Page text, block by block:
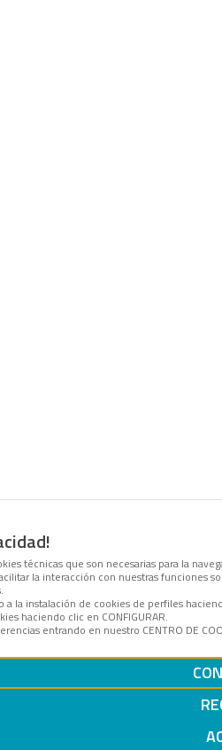
técnicas que son necesarias para la
la interacción con nuestras funciones
la instalación de cookies de perfiles
haciendo clic en CONFIGURAR.
entrando en nuestro CENTRO DE